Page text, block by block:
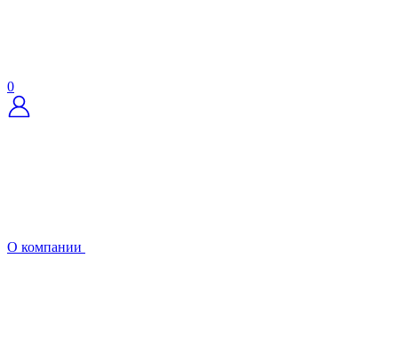
0
О компании